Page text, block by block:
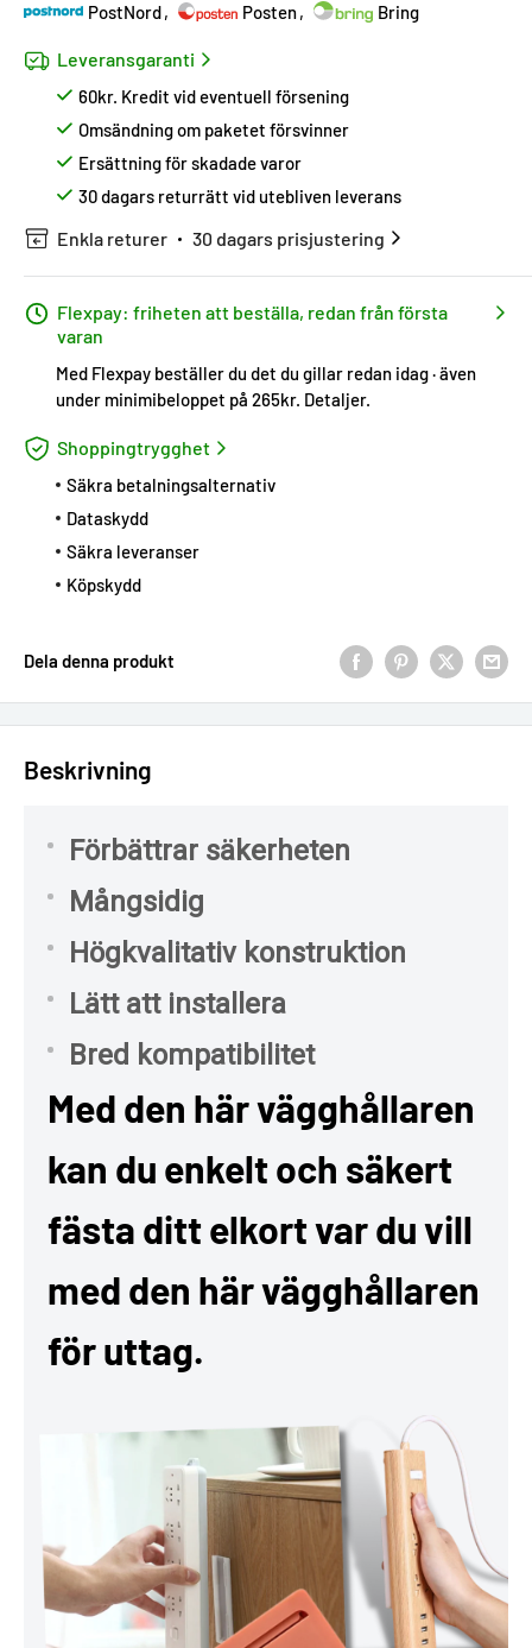
PostNord
Posten Bring
Leveransgaranti
60kr. Kredit vid eventuell försening
Omsändning om paketet försvinner
Ersättning för skadade varor
30 dagars returrätt vid utebliven leverans
Enkla returer 30 dagars prisjustering
Flexpay: friheten att beställa, redan från första
varan
Med Flexpay beställer du det du gillar redan idag · även
under minimibeloppet på 265kr. Detaljer.
Shoppingtrygghet
Säkra betalningsalternativ
Dataskydd
Säkra leveranser
Köpskydd
Dela denna produkt
Beskrivning
Förbättrar säkerheten
Mångsidig
Högkvalitativ konstruktion
Lätt att installera
Bred kompatibilitet
Med den här vägghållaren
kan du enkelt och säkert
fästa ditt elkort var du vill
med den här vägghållaren
för uttag.